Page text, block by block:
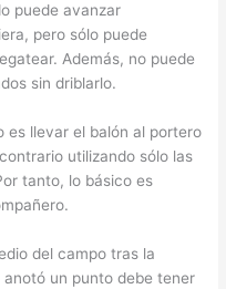
puede avanzar
pero sólo puede
Además, no puede
sin driblarlo.
es llevar el balón al portero
utilizando sólo las
tanto, lo básico es
del campo tras la
un punto debe tener